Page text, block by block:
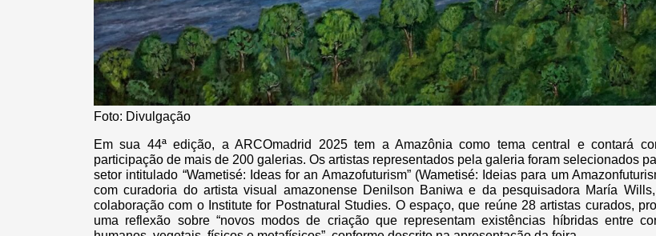
Foto: Divulgação
Em sua 44ª edição, a ARCOmadrid 2025 tem a Amazônia como tema central e contará
participação de mais de 200 galerias. Os artistas representados pela galeria foram selecionados
setor intitulado “Wametisé: Ideas for an Amazofuturism” (Wametisé: Ideias para um
com curadoria do artista visual amazonense Denilson Baniwa e da pesquisadora María
colaboração com o Institute for Postnatural Studies. O espaço, que reúne 28 artistas curados,
uma reflexão sobre “novos modos de criação que representam existências híbridas entre